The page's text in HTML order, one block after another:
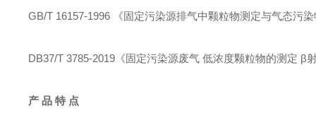
GB/T 16157-1996 《固定污染源排气中颗粒物测定与气态污染
DB37/T 3785-2019《固定污染源废气 低浓度颗粒物的测定 β射
产 品 特 点